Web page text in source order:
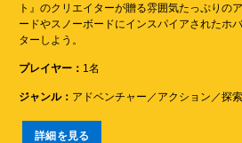
ト』のクリエイターが贈る雰囲気たっぷりの
ードやスノーボードにインスパイアされたホ
ターしよう。
プレイヤー： 1名
ジャンル： アドベンチャー／アクション／探索
詳細を見る